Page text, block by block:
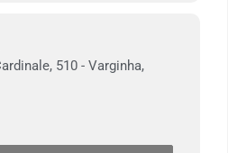
510 - Varginha,